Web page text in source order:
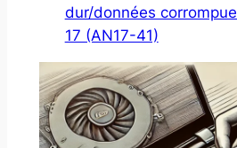
dur/données
17 (AN17-41)